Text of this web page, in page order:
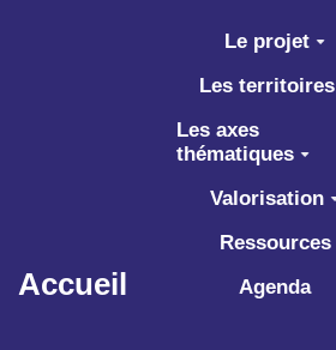
Aller au contenu principal
Accueil
Le projet
Les territoires
Les axes
thématiques
Valorisation
Ressources
Agenda